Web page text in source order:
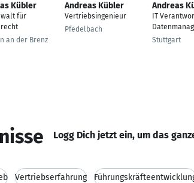
Kübler
für
an der Brenz
Andreas Kübler
Vertriebsingenieur
Pfedelbach
Andreas
IT
Stuttgart
Logg Dich jetzt ein, um das
Vertriebserfahrung